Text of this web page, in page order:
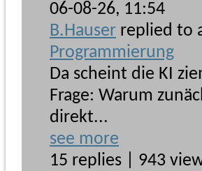
06-08-26, 11:54
B.Hauser replied to
Programmierung
Da scheint die KI
Frage: Warum
direkt...
see more
15 replies | 943